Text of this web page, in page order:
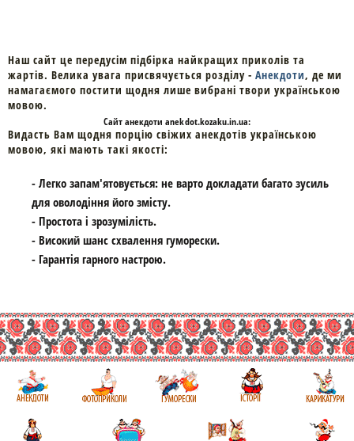
Наш сайт це передусім підбірка найкращих приколів та
жартів. Велика увага присвячується розділу - Анекдоти, де ми
намагаємого постити щодня лише вибрані твори українською
мовою.
Cайтанекдоти anekdot.kozaku.in.ua:
Видасть Вам щодня порцію свіжих анекдотів українською
мовою, які мають такі якості:
- Легко запам'ятовується: не варто докладати багато зусиль
для оволодіння його змісту.
- Простота і зрозумілість.
- Високий шанс схвалення гуморески.
- Гарантія гарного настрою.